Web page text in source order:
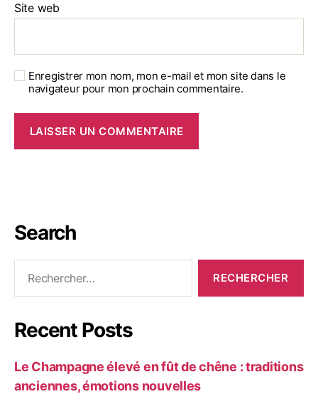
Site web
Enregistrer mon nom, mon e-mail et mon site dans le
navigateur pour mon prochain commentaire.
Search
Recent Posts
Le Champagne élevé en fût de chêne : traditions
anciennes, émotions nouvelles